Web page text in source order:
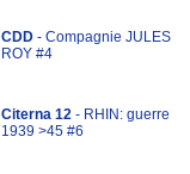
CDD - Compagnie JULES
ROY #4
Citerna 12 - RHIN: guerre
1939 >45 #6